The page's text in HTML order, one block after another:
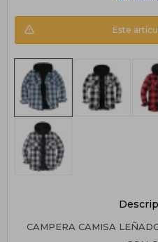
Este
CAMPERA CAMISA